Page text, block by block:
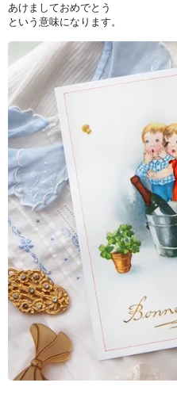
あけましておめでとう
という意味になります。